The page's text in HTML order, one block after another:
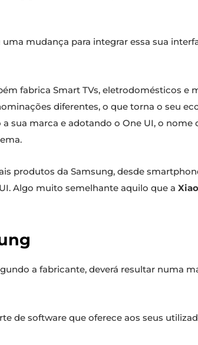
uma mudança para integrar essa sua
fabrica Smart TVs, eletrodomésticos e
diferentes, o que torna o seu
sua marca e adotando o One UI, o nome
produtos da Samsung, desde
Algo muito semelhante aquilo que a
a fabricante, deverá resultar numa
de software que oferece aos seus